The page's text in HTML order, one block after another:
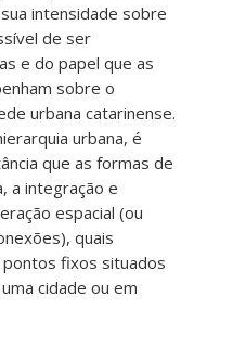
intensidade sobre
de ser
e do papel que as
sobre o
urbana catarinense.
urbana, é
que as formas de
a integração e
espacial (ou
quais
fixos situados
cidade ou em